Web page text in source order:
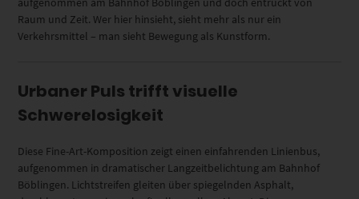
Raum und Zeit. Wer hier hinsieht, sieht mehr als nur ein
Verkehrsmittel – man sieht Bewegung als Kunstform.
Urbaner Puls trifft visuelle
Schwerelosigkeit
Diese Fine-Art-Komposition zeigt einen einfahrenden Linienbus,
aufgenommen in dramatischer Langzeitbelichtung am Bahnhof
Böblingen. Lichtstreifen gleiten über spiegelnden Asphalt,